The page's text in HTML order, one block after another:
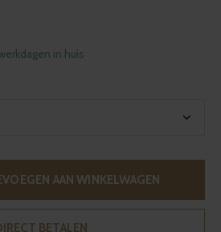
in huis
AAN WINKELWAGEN
BETALEN